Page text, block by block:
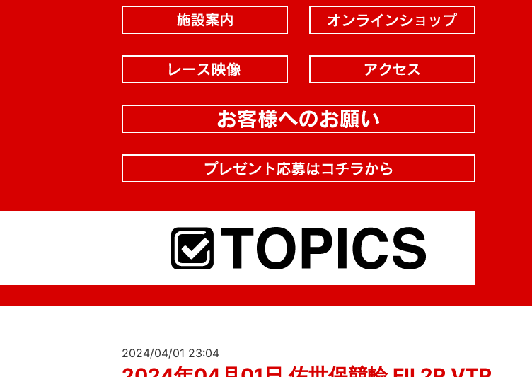
2024/04/01 23:04